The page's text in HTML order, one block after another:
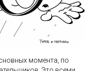
момента, по